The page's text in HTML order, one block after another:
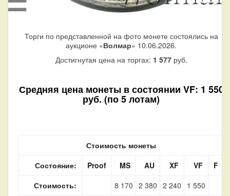
Торги по представленной на фото монете состоялись на
аукционе «Волмар» 10.06.2026.
Достигнутая цена на торгах: 1 577руб.
Средняя цена монеты в состоянии VF: 1 550
руб. (по 5 лотам)
Стоимость монеты
Состояние:
Proof MS AU XF VF
F
Стоимость:
8 170 2 380 2 240
1 550